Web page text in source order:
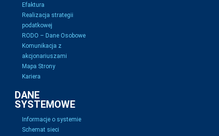
Efaktura
Realizacja strategii
podatkowej
RODO – Dane Osobowe
Komunikacja z
akcjonariuszami
Mapa Strony
Kariera
DANE
SYSTEMOWE
Informacje o systemie
Schemat sieci